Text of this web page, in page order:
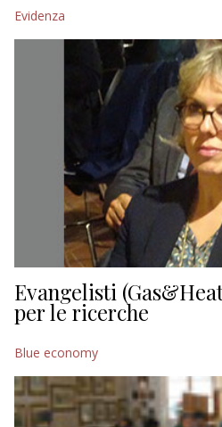
Evidenza
Evangelisti
per le ricerche
Blue economy